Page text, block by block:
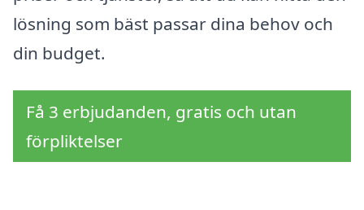
lösning som bäst passar dina behov och
din budget.
Få 3 erbjudanden, gratis och utan
förpliktelser